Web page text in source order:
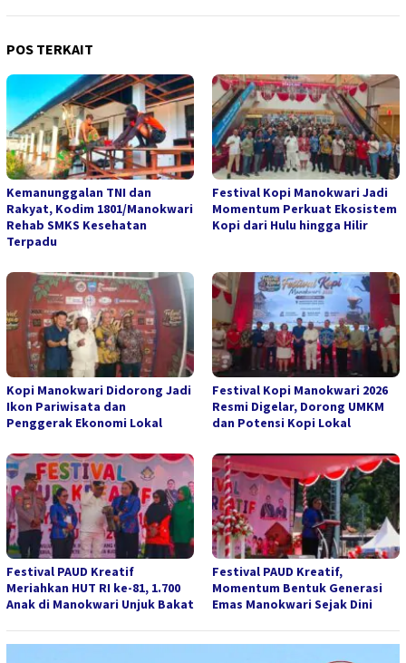
POS TERKAIT
Kemanunggalan TNI dan
Rakyat, Kodim 1801/Manokwari
Rehab SMKS Kesehatan
Terpadu
Festival Kopi Manokwari Jadi
Momentum Perkuat Ekosistem
Kopi dari Hulu hingga Hilir
Kopi Manokwari Didorong Jadi
Ikon Pariwisata dan
Penggerak Ekonomi Lokal
Festival Kopi Manokwari 2026
Resmi Digelar, Dorong UMKM
dan Potensi Kopi Lokal
Festival PAUD Kreatif
Meriahkan HUT RI ke-81, 1.700
Anak di Manokwari Unjuk Bakat
Festival PAUD Kreatif,
Momentum Bentuk Generasi
Emas Manokwari Sejak Dini